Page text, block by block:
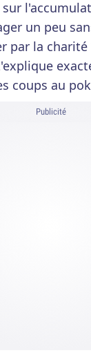
un peu
par la charité
coups au
Publicité